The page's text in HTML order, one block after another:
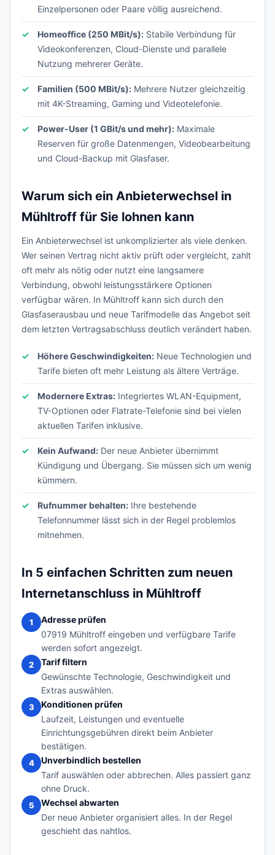
Einzelpersonen oder Paare völlig ausreichend.
Homeoffice (250 MBit/s): Stabile Verbindung für
Videokonferenzen, Cloud-Dienste und parallele
Nutzung mehrerer Geräte.
Familien (500 MBit/s): Mehrere Nutzer gleichzeitig
mit 4K-Streaming, Gaming und Videotelefonie.
Power-User (1 GBit/s und mehr): Maximale
Reserven für große Datenmengen, Videobearbeitung
und Cloud-Backup mit Glasfaser.
Warum sich ein Anbieterwechsel in
Mühltroff für Sie lohnen kann
Ein Anbieterwechsel ist unkomplizierter als viele denken.
Wer seinen Vertrag nicht aktiv prüft oder vergleicht, zahlt
oft mehr als nötig oder nutzt eine langsamere
Verbindung, obwohl leistungsstärkere Optionen
verfügbar wären. In Mühltroff kann sich durch den
Glasfaserausbau und neue Tarifmodelle das Angebot seit
dem letzten Vertragsabschluss deutlich verändert haben.
Höhere Geschwindigkeiten: Neue Technologien und
Tarife bieten oft mehr Leistung als ältere Verträge.
Modernere Extras: Integriertes WLAN-Equipment,
TV-Optionen oder Flatrate-Telefonie sind bei vielen
aktuellen Tarifen inklusive.
Kein Aufwand: Der neue Anbieter übernimmt
Kündigung und Übergang. Sie müssen sich um wenig
kümmern.
Rufnummer behalten: Ihre bestehende
Telefonnummer lässt sich in der Regel problemlos
mitnehmen.
In 5 einfachen Schritten zum neuen
Internetanschluss in Mühltroff
1
Adresse prüfen
07919 Mühltroff eingeben und verfügbare Tarife
werden sofort angezeigt.
2
Tarif filtern
Gewünschte Technologie, Geschwindigkeit und
Extras auswählen.
3
Konditionen prüfen
Laufzeit, Leistungen und eventuelle
Einrichtungsgebühren direkt beim Anbieter
bestätigen.
4
Unverbindlich bestellen
Tarif auswählen oder abbrechen. Alles passiert ganz
ohne Druck.
5
Wechsel abwarten
Der neue Anbieter organisiert alles. In der Regel
geschieht das nahtlos.